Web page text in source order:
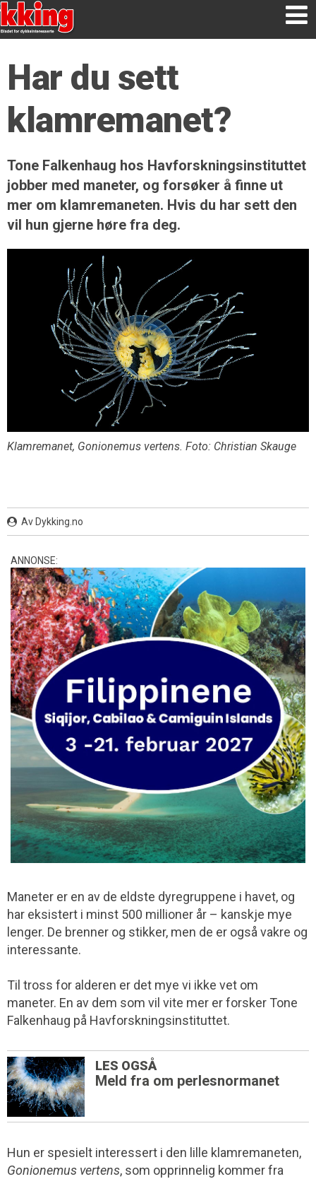
Har du sett
klamremanet?
Tone Falkenhaug hos Havforsknings­instituttet
jobber med maneter, og forsøker å finne ut
mer om klamremaneten. Hvis du har sett den
vil hun gjerne høre fra deg.
Klamremanet, Gonionemus vertens. Foto: Christian Skauge
Av Dykking.no
ANNONSE:
Maneter er en av de eldste dyregruppene i havet, og
har eksistert i minst 500 millioner år – kanskje mye
lenger. De brenner og stikker, men de er også vakre og
interessante.
Til tross for alderen er det mye vi ikke vet om
maneter. En av dem som vil vite mer er forsker Tone
Falkenhaug på Havforskningsinstituttet.
LES OGSÅ
Meld fra om perlesnormanet
Hun er spesielt interessert i den lille klamremaneten,
Gonionemus vertens, som opprinnelig kommer fra